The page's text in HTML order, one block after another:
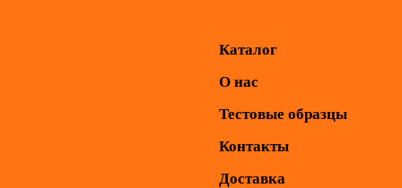
Каталог
О нас
Тестовые образцы
Контакты
Доставка